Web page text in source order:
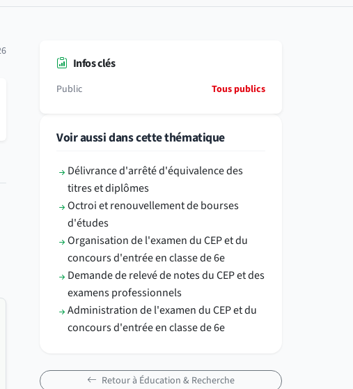
Infos clés
Public Tous publics
Voir aussi dans cette thématique
Délivrance d'arrêté d'équivalence des
titres et diplômes
Octroi et renouvellement de bourses
d'études
Organisation de l'examen du CEP et du
concours d'entrée en classe de 6e
Demande de relevé de notes du CEP et des
examens professionnels
Administration de l'examen du CEP et du
concours d'entrée en classe de 6e
Retour à Éducation & Recherche